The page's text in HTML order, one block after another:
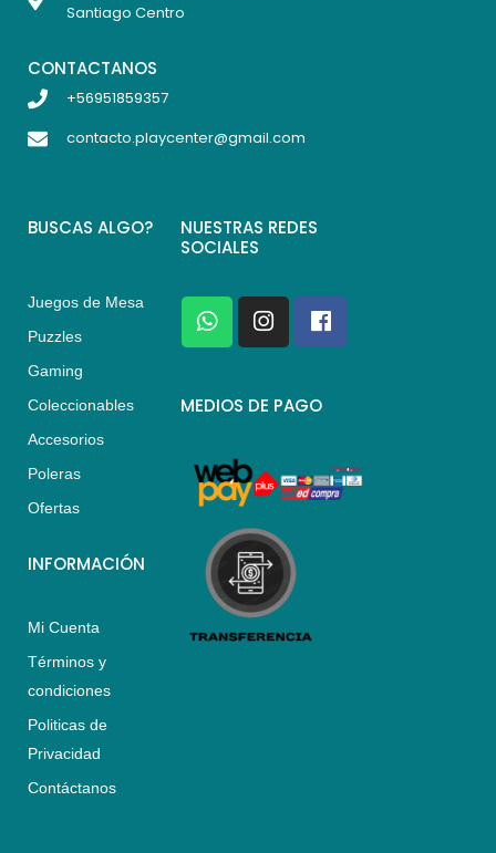
Santiago Centro
CONTACTANOS
+56951859357
contacto.playcenter@gmail.com
BUSCAS ALGO?
Juegos de Mesa
Puzzles
Gaming
Coleccionables
Accesorios
Poleras
Ofertas
INFORMACIÓN
Mi Cuenta
Términos y
condiciones
Politicas de
Privacidad
Contáctanos
NUESTRAS REDES
SOCIALES
W
h
a
s
p
I
n
s
a
a
m
F
a
c
b
k
MEDIOS DE PAGO